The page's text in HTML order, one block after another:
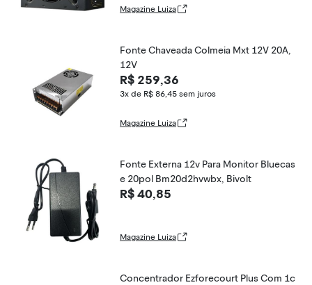
Magazine Luiza
Fonte Chaveada Colmeia Mxt 12V 20A,
12V
R$ 259,36
3x de R$ 86,45 sem juros
Magazine Luiza
Fonte Externa 12v Para Monitor Bluecas
e 20pol Bm20d2hvwbx, Bivolt
R$ 40,85
Magazine Luiza
Concentrador Ezforecourt Plus Com 1c